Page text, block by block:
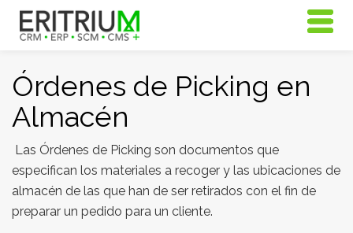
Órdenes de Picking en
Almacén
Las Órdenes de Picking son documentos que
especifican los materiales a recoger y las ubicaciones de
almacén de las que han de ser retirados con el fin de
preparar un pedido para un cliente.